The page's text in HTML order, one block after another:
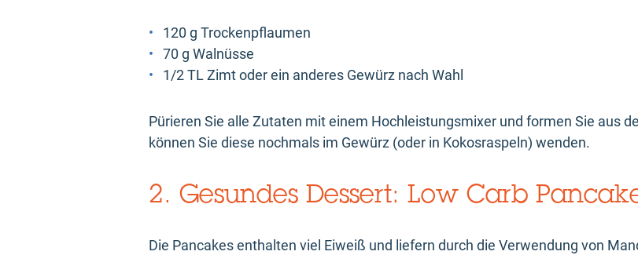
120 g Trockenpflaumen
70 g Walnüsse
1/2 TL Zimt oder ein anderes Gewürz nach Wahl
Pürieren Sie alle Zutaten mit einem Hochleistungsmixer und formen Sie aus
können Sie diese nochmals im Gewürz (oder in Kokosraspeln) wenden.
2. Gesundes Dessert: Low Carb
Die Pancakes enthalten viel Eiweiß und liefern durch die Verwendung von